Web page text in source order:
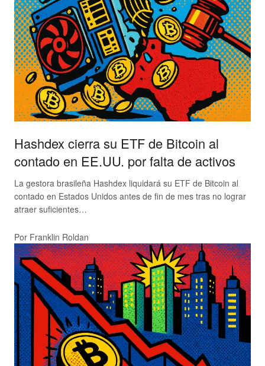
Hashdex cierra su ETF de Bitcoin al
contado en EE.UU. por falta de activos
La gestora brasileña Hashdex liquidará su ETF de Bitcoin al
contado en Estados Unidos antes de fin de mes tras no lograr
atraer suficientes…
Por Franklin Roldan